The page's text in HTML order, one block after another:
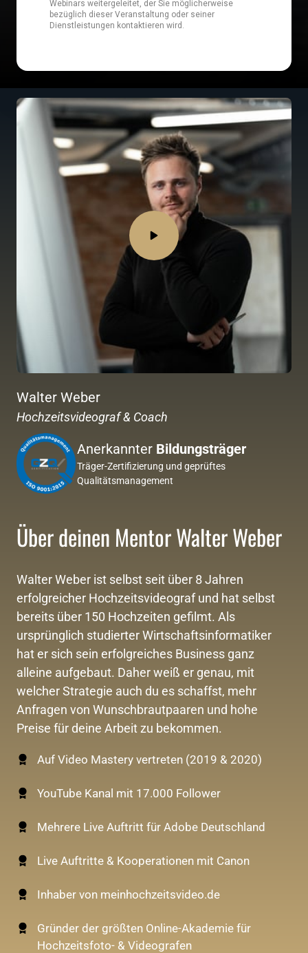
Walter Weber
Hochzeitsvideograf & Coach
Anerkannter Bildungsträger
Träger-Zertifizierung und geprüftes
Qualitätsmanagement
Über deinen Mentor Walter Weber
Walter Weber ist selbst seit über 8 Jahren
erfolgreicher Hochzeitsvideograf und hat selbst
bereits über 150 Hochzeiten gefilmt. Als
ursprünglich studierter Wirtschaftsinformatiker
hat er sich sein erfolgreiches Business ganz
alleine aufgebaut. Daher weiß er genau, mit
welcher Strategie auch du es schaffst, mehr
Anfragen von Wunschbrautpaaren und hohe
Preise für deine Arbeit zu bekommen.
Auf Video Mastery vertreten (2019 & 2020)
YouTube Kanal mit 17.000 Follower
Mehrere Live Auftritt für Adobe Deutschland
Live Auftritte & Kooperationen mit Canon
Inhaber von meinhochzeitsvideo.de
Gründer der größten Online-Akademie für
Hochzeitsfoto- & Videografen